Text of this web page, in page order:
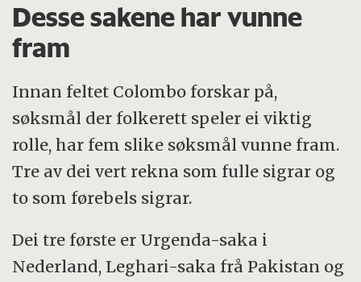
Desse sakene har vunne
fram
Innan feltet Colombo forskar på,
søksmål der folkerett speler ei viktig
rolle, har fem slike søksmål vunne fram.
Tre av dei vert rekna som fulle sigrar og
to som førebels sigrar.
Dei tre første er Urgenda-saka i
Nederland, Leghari-saka frå Pakistan og